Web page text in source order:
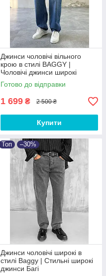
Джинси чоловічі вільного
крою в стилі BAGGY |
Чоловічі джинси широкі
весняні осінні Баггі
Готово до відправки
1 699 ₴ 2 500 ₴
Купити
Топ –30%
Джинси чоловічі широкі в
стилі Baggy | Стильні широкі
джинси Багі